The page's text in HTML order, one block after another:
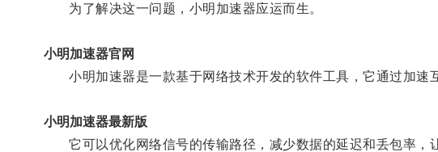
为了解决这一问题，小明加速器应运而生。
小明加速器官网
小明加速器是一款基于网络技术开发的软件工具，它通过加速
小明加速器最新版
它可以优化网络信号的传输路径，减少数据的延迟和丢包率，